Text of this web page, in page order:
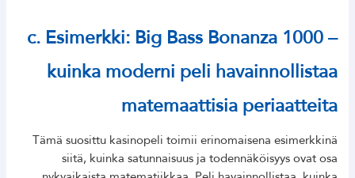
c. Esimerkki: Big Bass Bonanza 1000 –
kuinka moderni peli havainnollistaa
matemaattisia periaatteita
Tämä suosittu kasinopeli toimii erinomaisena esimerkkinä
siitä, kuinka satunnaisuus ja todennäköisyys ovat osa